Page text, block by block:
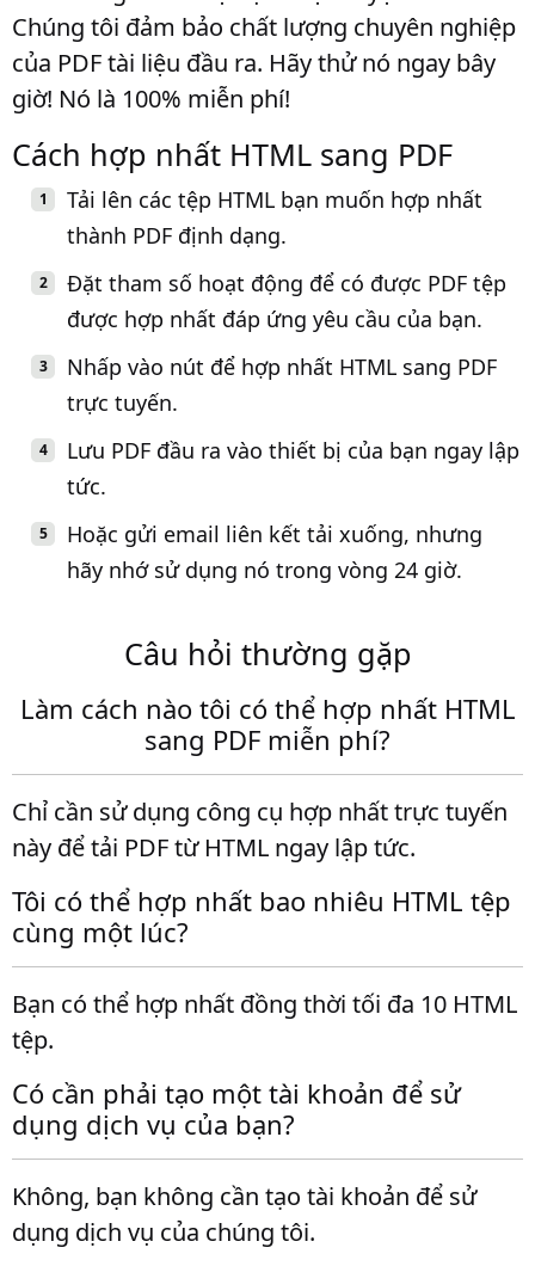
Chúng tôi đảm bảo chất lượng chuyên nghiệp
của PDF tài liệu đầu ra. Hãy thử nó ngay bây
giờ! Nó là 100% miễn phí!
Cách hợp nhất HTML sang PDF
Tải lên các tệp HTML bạn muốn hợp nhất
thành PDF định dạng.
Đặt tham số hoạt động để có được PDF tệp
được hợp nhất đáp ứng yêu cầu của bạn.
Nhấp vào nút để hợp nhất HTML sang PDF
trực tuyến.
Lưu PDF đầu ra vào thiết bị của bạn ngay lập
tức.
Hoặc gửi email liên kết tải xuống, nhưng
hãy nhớ sử dụng nó trong vòng 24 giờ.
Câu hỏi thường gặp
Làm cách nào tôi có thể hợp nhất HTML
sang PDF miễn phí?
Chỉ cần sử dụng công cụ hợp nhất trực tuyến
này để tải PDF từ HTML ngay lập tức.
Tôi có thể hợp nhất bao nhiêu HTML tệp
cùng một lúc?
Bạn có thể hợp nhất đồng thời tối đa 10 HTML
tệp.
Có cần phải tạo một tài khoản để sử
dụng dịch vụ của bạn?
Không, bạn không cần tạo tài khoản để sử
dụng dịch vụ của chúng tôi.